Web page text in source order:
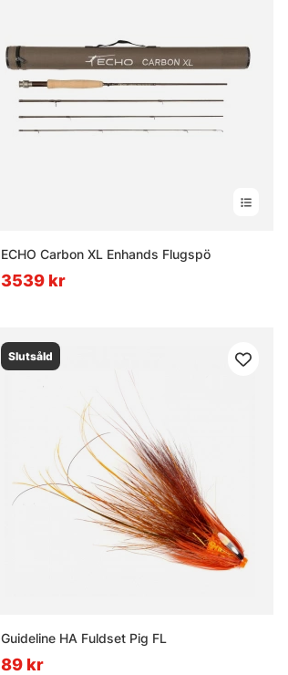
ECHO Carbon XL Enhands Flugspö
3539 kr
Slutsåld
Guideline HA Fuldset Pig FL
89 kr